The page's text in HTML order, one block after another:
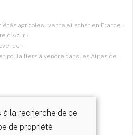
agricoles : vente et achat en France ›
d'Azur ›
›
poulaillers à vendre dans les Alpes-de-
à la recherche de ce
de propriété